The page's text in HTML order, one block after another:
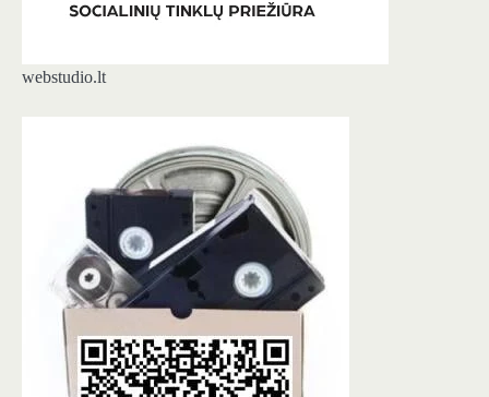
webstudio.lt